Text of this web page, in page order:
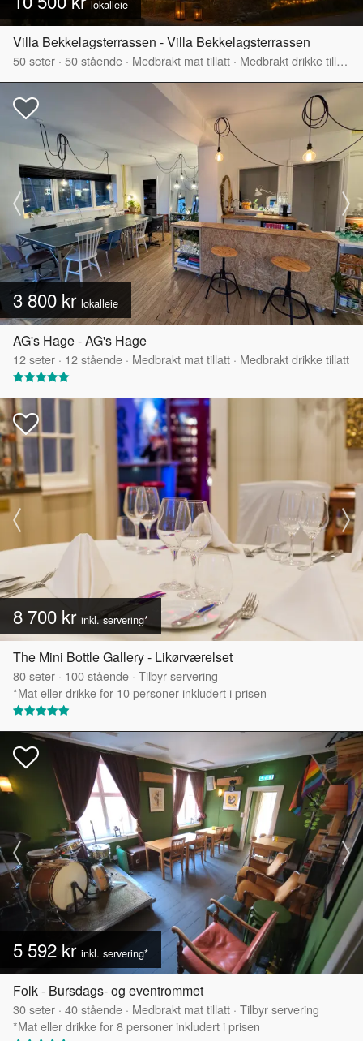
lokalleie
Villa Bekkelagsterrassen - Villa Bekkelagsterrassen
50seter · 50stående · Medbrakt mat tillatt · Medbrakt drikke tillatt
3 800 kr lokalleie
AG's Hage - AG's Hage
12seter · 12stående · Medbrakt mat tillatt · Medbrakt drikke tillatt
8 700 kr inkl. servering*
The Mini Bottle Gallery - Likørværelset
80seter · 100stående · Tilbyr servering
*Mat eller drikke for 10 personer inkludert i prisen
5 592 kr inkl. servering*
Folk - Bursdags- og eventrommet
30seter · 40stående · Medbrakt mat tillatt · Tilbyr servering
*Mat eller drikke for 8 personer inkludert i prisen